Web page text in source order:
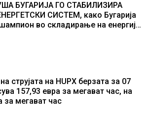
БУГАРИЈА ГО СТАБИЛИЗИРА
СИСТЕМ, како Бугарија
во складирање на енергија
струјата на HUPX берзата за 07
157,93 евра за мегават час, на
мегават час